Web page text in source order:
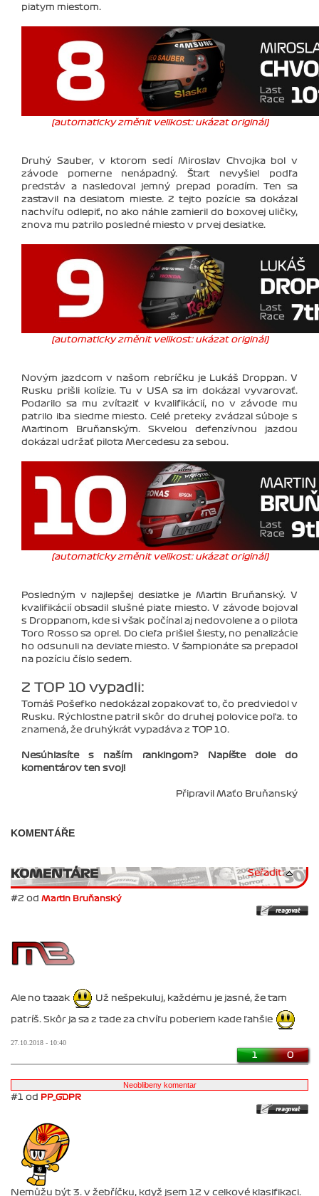
piatym miestom.
(automaticky změnit velikost: ukázat originál)
Druhý Sauber, v ktorom sedí Miroslav Chvojka bol v
závode pomerne nenápadný. Štart nevyšiel podľa
predstáv a nasledoval jemný prepad poradím. Ten sa
zastavil na desiatom mieste. Z tejto pozície sa dokázal
nachvíľu odlepiť, no ako náhle zamieril do boxovej uličky,
znova mu patrilo posledné miesto v prvej desiatke.
(automaticky změnit velikost: ukázat originál)
Novým jazdcom v našom rebríčku je Lukáš Droppan. V
Rusku prišli kolízie. Tu v USA sa im dokázal vyvarovať.
Podarilo sa mu zvíťaziť v kvalifikácií, no v závode mu
patrilo iba siedme miesto. Celé preteky zvádzal súboje s
Martinom Bruňanským. Skvelou defenzívnou jazdou
dokázal udržať pilota Mercedesu za sebou.
(automaticky změnit velikost: ukázat originál)
Posledným v najlepšej desiatke je Martin Bruňanský. V
kvalifikácií obsadil slušné piate miesto. V závode bojoval
s Droppanom, kde si však počínal aj nedovolene a o pilota
Toro Rosso sa oprel. Do cieľa prišiel šiesty, no penalizácie
ho odsunuli na deviate miesto. V šampionáte sa prepadol
na pozíciu číslo sedem.
Z TOP 10 vypadli:
Tomáš Pošefko nedokázal zopakovať to, čo predviedol v
Rusku. Rýchlostne patril skôr do druhej polovice poľa. to
znamená, že druhýkrát vypadáva z TOP 10.
Nesúhlasíte s naším rankingom? Napíšte dole do
komentárov ten svoj!
Připravil Maťo Bruňanský
KOMENTÁŘE
KOMENTÁRE Seřadit:
#2 od Martin Bruňanský
Ale no taaak Už nešpekuluj, každému je jasné, že tam
patríš. Skôr ja sa z tade za chvíľu poberiem kade ľahšie
27.10.2018 - 10:40
1 0
#1 od PP_GDPR
Nemůžu být 3. v žebříčku, když jsem 12 v celkové klasifikaci.